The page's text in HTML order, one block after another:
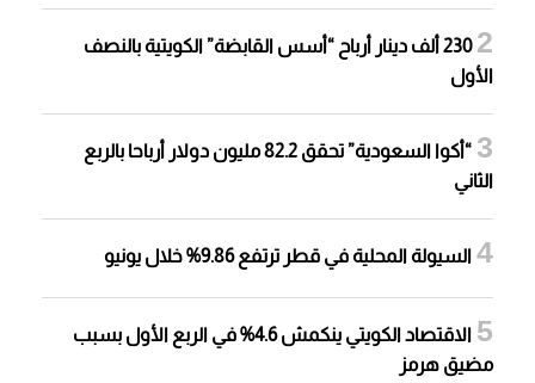
230 ألف دينار أرباح “أسس القابضة” الكويتية بالنصف
الأول
“أكوا السعودية” تحقق 82.2 مليون دولار أرباحا بالربع
الثاني
السيولة المحلية في قطر ترتفع 9.86% خلال يونيو
الاقتصاد الكويتي ينكمش 4.6% في الربع الأول بسبب
مضيق هرمز